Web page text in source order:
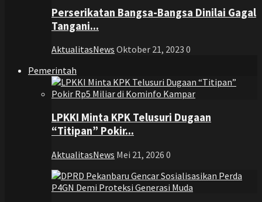
Perserikatan Bangsa-Bangsa Dinilai Gagal
Tangani...
AktualitasNews Oktober 21, 2023 0
Pemerintah
LPKKI Minta KPK Telusuri Dugaan
“Titipan” Pokir...
AktualitasNews Mei 21, 2026 0